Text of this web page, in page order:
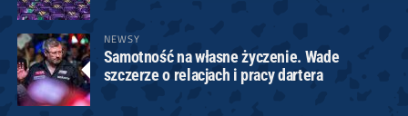
NEWSY
Samotność na własne życzenie. Wade
szczerze o relacjach i pracy dartera